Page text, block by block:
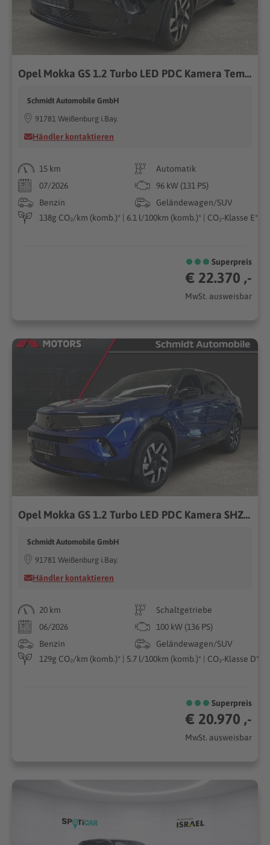
Opel Mokka GS 1.2 Turbo LED PDC Kamera Tempomat Touch
Schmidt Automobile GmbH
91781 Weißenburg i.Bay.
Händler kontaktieren
15 km
Automatik
07/2026
96 kW (131 PS)
Benzin
Geländewagen/SUV
138g CO₂/km (komb.)* | 6.1 l/100km (komb.)* | CO₂-Klasse E*
Superpreis
€ 22.370 ,-
MwSt. ausweisbar
Opel Mokka GS 1.2 Turbo LED PDC Kamera SHZ Tempomat
Schmidt Automobile GmbH
91781 Weißenburg i.Bay.
Händler kontaktieren
20 km
Schaltgetriebe
06/2026
100 kW (136 PS)
Benzin
Geländewagen/SUV
129g CO₂/km (komb.)* | 5.7 l/100km (komb.)* | CO₂-Klasse D*
Superpreis
€ 20.970 ,-
MwSt. ausweisbar